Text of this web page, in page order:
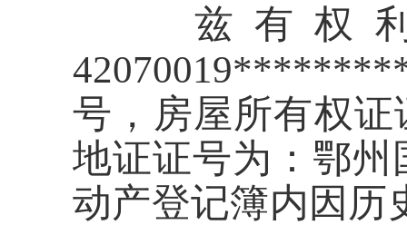
兹有权
号，房屋所有权证
地证证号为：鄂州
动产登记簿内因历